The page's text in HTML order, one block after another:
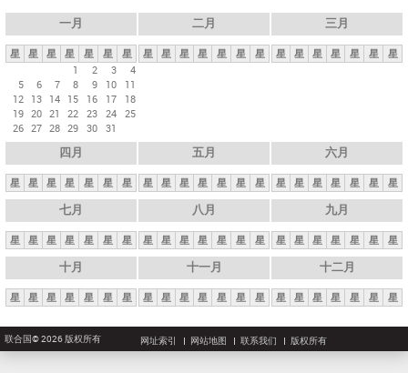
一月
星 星 星 星 星 星
星
1
2 3
4
5
6 7 8 9 10
11
12 13 14 15 16 17
18
19 20 21 22 23 24 25
26 27 28 29 30 31
二月
星 星 星 星 星 星 星
三月
星 星 星 星 星 星 星
四月
星 星 星 星 星 星 星
五月
星 星 星 星 星 星 星
六月
星 星 星 星 星 星 星
七月
星 星 星 星 星 星 星
八月
星 星 星 星 星 星 星
九月
星 星 星 星 星 星 星
十月
星 星 星 星 星 星 星
十一月
星 星 星 星 星 星 星
十二月
星 星 星 星 星 星 星
联合国© 2026 版权所有 网址索引 网站地图 联系我们 版权所有